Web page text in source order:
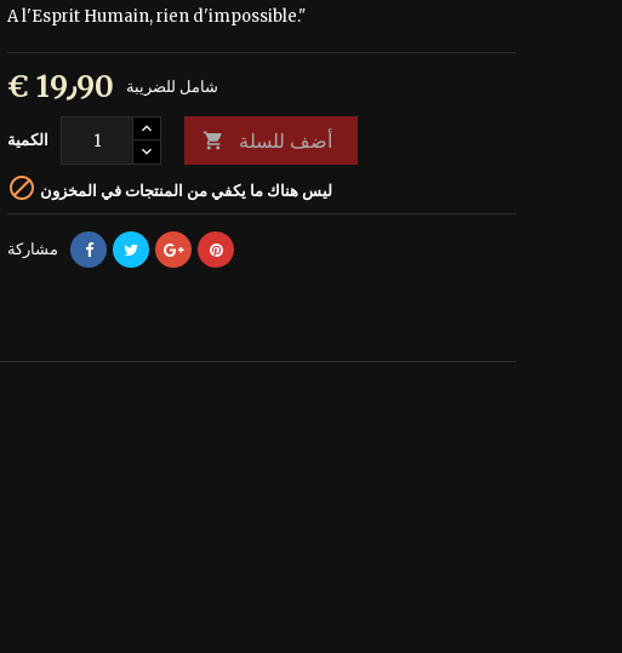
A l'Esprit Humain, rien d'impossible."
€ 19٫90 شامل للضريبة
الكمية  أضف للسلة
 ليس هناك ما يكفي من المنتجات في المخزون
مشاركة